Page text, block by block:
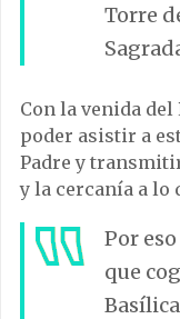
Torre
Con la venida
poder asistir a
Padre y
y la cercanía a lo
Por eso
que